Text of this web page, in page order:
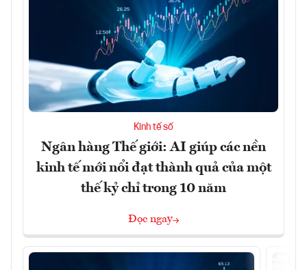
Kinh tế số
Ngân hàng Thế giới: AI giúp các nền
kinh tế mới nổi đạt thành quả của một
thế kỷ chỉ trong 10 năm
Đọc ngay